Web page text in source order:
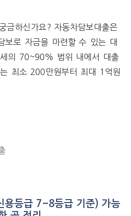
금하신가요? 자동차담보대출은
보로 자금을 마련할 수 있는 대
의 70~90% 범위 내에서 대출
최소 200만원부터 최대 1억원
용등급 7~8등급 기준) 가능